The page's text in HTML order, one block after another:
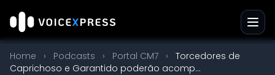
Home › Podcasts › Portal CM7 ›
Torcedores de
Caprichoso e Garantido poderão acomp...